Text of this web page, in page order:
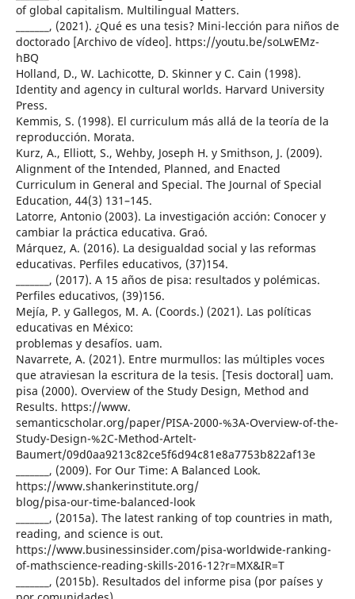
of global capitalism. Multilingual Matters.
_______, (2021). ¿Qué es una tesis? Mini-lección para niños de
doctorado [Archivo de vídeo]. https://youtu.be/soLwEMz-
hBQ
Holland, D., W. Lachicotte, D. Skinner y C. Cain (1998).
Identity and agency in cultural worlds. Harvard University
Press.
Kemmis, S. (1998). El curriculum más allá de la teoría de la
reproducción. Morata.
Kurz, A., Elliott, S., Wehby, Joseph H. y Smithson, J. (2009).
Alignment of the Intended, Planned, and Enacted
Curriculum in General and Special. The Journal of Special
Education, 44(3) 131–145.
Latorre, Antonio (2003). La investigación acción: Conocer y
cambiar la práctica educativa. Graó.
Márquez, A. (2016). La desigualdad social y las reformas
educativas. Perfiles educativos, (37)154.
_______, (2017). A 15 años de pisa: resultados y polémicas.
Perfiles educativos, (39)156.
Mejía, P. y Gallegos, M. A. (Coords.) (2021). Las políticas
educativas en México:
problemas y desafíos. uam.
Navarrete, A. (2021). Entre murmullos: las múltiples voces
que atraviesan la escritura de la tesis. [Tesis doctoral] uam.
pisa (2000). Overview of the Study Design, Method and
Results. https://www.
semanticscholar.org/paper/PISA-2000-%3A-Overview-of-the-
Study-Design-%2C-Method-Artelt-
Baumert/09d0aa9213c82ce5f6d94c81e8a7753b822af13e
_______, (2009). For Our Time: A Balanced Look.
https://www.shankerinstitute.org/
blog/pisa-our-time-balanced-look
_______, (2015a). The latest ranking of top countries in math,
reading, and science is out.
https://www.businessinsider.com/pisa-worldwide-ranking-
of-mathscience-reading-skills-2016-12?r=MX&IR=T
_______, (2015b). Resultados del informe pisa (por países y